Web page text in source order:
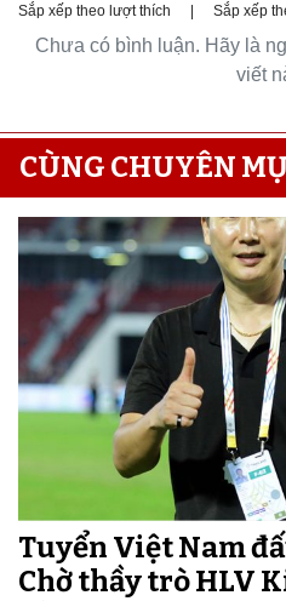
Sắp xếp theo lượt thích | Sắp xếp
Chưa có bình luận. Hãy là
viết
CÙNG CHUYÊN
Tuyển Việt Nam
Chờ thầy trò HLV